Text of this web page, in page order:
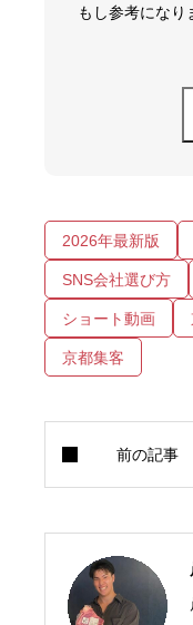
もし参考になり
2026年最新版
SNS会社選び方
ショート動画
京都集客